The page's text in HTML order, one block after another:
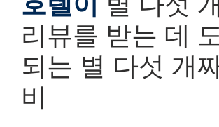
리뷰를 받는 데
되는 별 다섯 개
비